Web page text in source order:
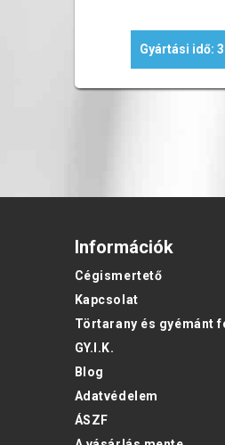
Gyártási idő:
Információk
Cégismertető
Kapcsolat
Törtarany és gyémánt
GY.I.K.
Blog
Adatvédelem
ÁSZF